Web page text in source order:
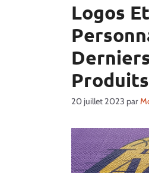
Logos Et
Produits
20 juillet 2023 par